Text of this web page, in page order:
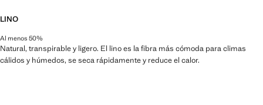
LINO
Al menos 50%
Natural, transpirable y ligero. El lino es la fibra más cómoda para climas
cálidos y húmedos, se seca rápidamente y reduce el calor.